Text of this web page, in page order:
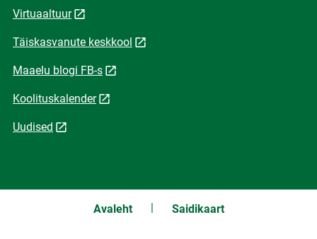
Virtuaaltuur
Täiskasvanute keskkool
Maaelu blogi FB-s
Koolituskalender
Uudised
Avaleht Saidikaart